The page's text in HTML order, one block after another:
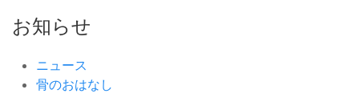
お知らせ
ニュース
骨のおはなし